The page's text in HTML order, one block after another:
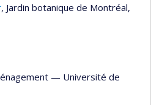
, Jardin botanique de Montréal,
— Université de